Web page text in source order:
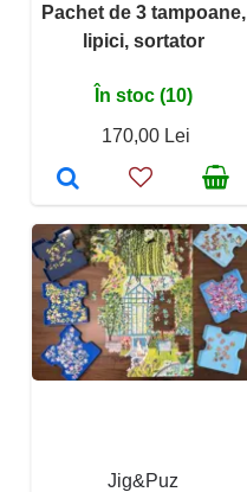
Pachet de 3 tampoane,
lipici, sortator
În stoc (10)
170,00 Lei
Jig&Puz